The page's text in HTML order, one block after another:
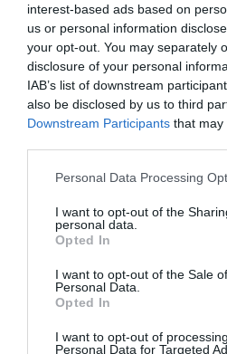
interest-based ads based on
us or personal information
your opt-out. You may separately
disclosure of your personal
IAB’s list of downstream
also be disclosed by us to third
Downstream Participants that may
Please note that this website/app
not limited to your visit or usage
grant or deny consent to Google
use your data for below specified
consent section.
Personal Data Processing
I want to opt-out of the
personal data.
Opted In
I want to opt-out of the Sale
Personal Data.
Opted In
I want to opt-out of
Personal Data for Targeted
ΔΙΑΒΑΣΤΕ ΚΑΙ
Τίτλοι
Μεταμόρφωση του
συμβολισμός και η
Κάποιοι εντός ΕΛΑΣ
Ουδεμία ενημέρωση για τις
Coolcation: Τι είναι η νέα
προορισμούς
Ο καιρός των επομένων